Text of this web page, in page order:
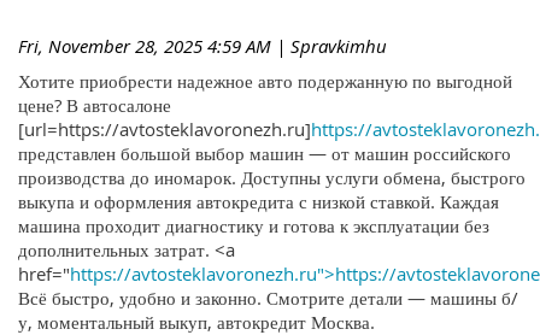
Fri, November 28, 2025 4:59 AM | Spravkimhu
Хотите приобрести надежное авто подержанную по выгодной
цене? В автосалоне
[url=https://avtosteklavoronezh.ru]https://
представлен большой выбор машин — от машин российского
производства до иномарок. Доступны услуги обмена, быстрого
выкупа и оформления автокредита с низкой ставкой. Каждая
машина проходит диагностику и готова к эксплуатации без
дополнительных затрат. <a
href="https://avtosteklavoronezh.ru">https://
Всё быстро, удобно и законно. Смотрите детали — машины б/
у, моментальный выкуп, автокредит Москва.